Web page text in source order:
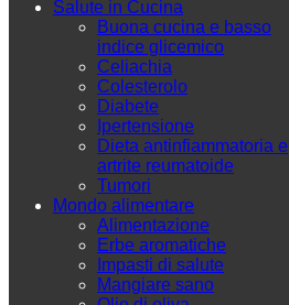
Salute in Cucina
Buona cucina e basso
indice glicemico
Celiachia
Colesterolo
Diabete
Ipertensione
Dieta antinfiammatoria e
artrite reumatoide
Tumori
Mondo alimentare
Alimentazione
Erbe aromatiche
Impasti di salute
Mangiare sano